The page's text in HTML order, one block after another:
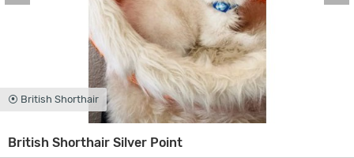
⦿ British Shorthair
British Shorthair Silver Point